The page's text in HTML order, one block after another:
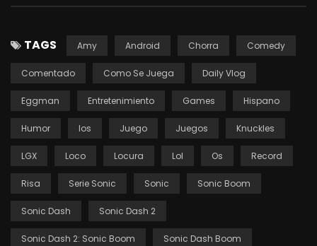
TAGS Amy Android Chorra Comedy
Comentado Como Se Juega Daily Vlog
Eggman Entretenimiento Games Hispano
Humor Ios Juego Juegos Knuckles
LGX Loco Locura Lol Os Record
Risa Serie Sonic Sonic Sonic Boom
Sonic Dash Sonic Dash 2
Sonic Dash 2: Sonic Boom Sonic Dash Boom